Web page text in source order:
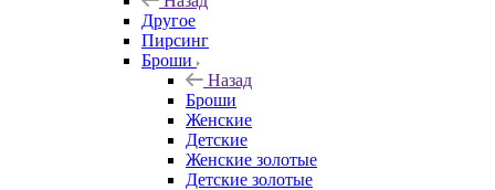
Другое
Пирсинг
Броши
Назад
Броши
Женские
Детские
Женские золотые
Детские золотые